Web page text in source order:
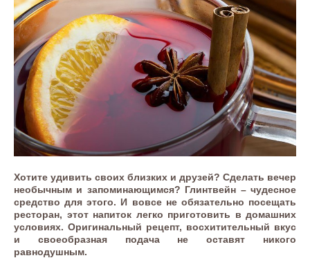
Хотите удивить своих близких и друзей? Сделать вечер
необычным и запоминающимся? Глинтвейн – чудесное
средство для этого. И вовсе не обязательно посещать
ресторан, этот напиток легко приготовить в домашних
условиях. Оригинальный рецепт, восхитительный вкус
и своеобразная подача не оставят никого
равнодушным.